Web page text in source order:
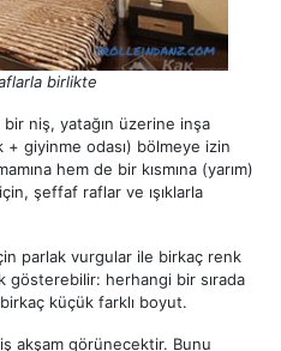
birlikte
niş, yatağın üzerine inşa
giyinme odası) bölmeye izin
hem de bir kısmına (yarım)
şeffaf raflar ve ışıklarla
parlak vurgular ile birkaç renk
gösterebilir: herhangi bir sırada
küçük farklı boyut.
akşam görünecektir. Bunu